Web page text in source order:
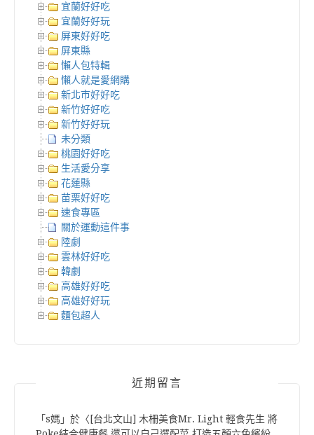
宜蘭好好吃
宜蘭好好玩
屏東好好吃
屏東縣
懶人包特輯
懶人就是愛網購
新北市好好吃
新竹好好吃
新竹好好玩
未分類
桃園好好吃
生活愛分享
花蓮縣
苗栗好好吃
速食專區
關於運動這件事
陸劇
雲林好好吃
韓劇
高雄好好吃
高雄好好玩
麵包超人
近期留言
「s媽 」於〈 [台北文山] 木柵美食Mr. Light 輕食先生 將